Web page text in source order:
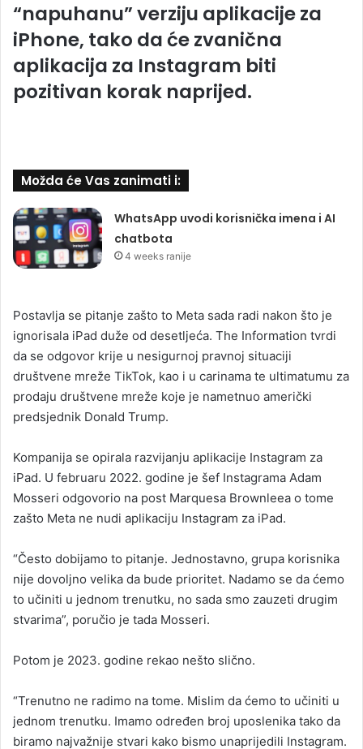
“napuhanu” verziju aplikacije za
iPhone, tako da će zvanična
aplikacija za Instagram biti
pozitivan korak naprijed.
Možda će Vas zanimati i:
WhatsApp uvodi korisnička imena i AI
chatbota
4 weeks ranije
Postavlja se pitanje zašto to Meta sada radi nakon što je
ignorisala iPad duže od desetljeća. The Information tvrdi
da se odgovor krije u nesigurnoj pravnoj situaciji
društvene mreže TikTok, kao i u carinama te ultimatumu za
prodaju društvene mreže koje je nametnuo američki
predsjednik Donald Trump.
Kompanija se opirala razvijanju aplikacije Instagram za
iPad. U februaru 2022. godine je šef Instagrama Adam
Mosseri odgovorio na post Marquesa Brownleea o tome
zašto Meta ne nudi aplikaciju Instagram za iPad.
“Često dobijamo to pitanje. Jednostavno, grupa korisnika
nije dovoljno velika da bude prioritet. Nadamo se da ćemo
to učiniti u jednom trenutku, no sada smo zauzeti drugim
stvarima”, poručio je tada Mosseri.
Potom je 2023. godine rekao nešto slično.
“Trenutno ne radimo na tome. Mislim da ćemo to učiniti u
jednom trenutku. Imamo određen broj uposlenika tako da
biramo najvažnije stvari kako bismo unaprijedili Instagram.